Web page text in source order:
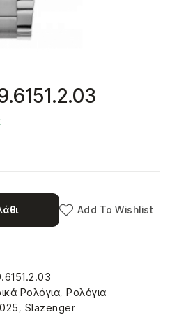
Add To Wishlist
Ρολόγια, Ρολόγια
, Slazenger